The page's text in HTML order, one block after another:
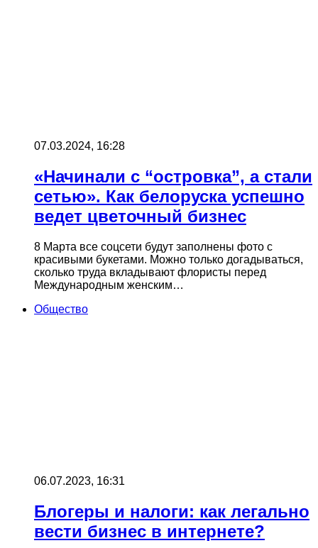
07.03.2024, 16:28
«Начинали с “островка”, а стали
сетью». Как белоруска успешно
ведет цветочный бизнес
8 Марта все соцсети будут заполнены фото с
красивыми букетами. Можно только догадываться,
сколько труда вкладывают флористы перед
Международным женским…
Общество
06.07.2023, 16:31
Блогеры и налоги: как легально
вести бизнес в интернете?